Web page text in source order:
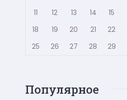
11
12 13 14 15
18
19 20 21 22
25
26 27 28 29
Популярное